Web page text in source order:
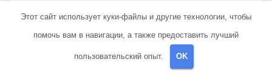
где продолжил свое образование. Быстро
набирая популярность, актер начал
сниматься в кино. Он снялся во множестве
фильмов разных жанров, оставив яркий
Этот сайт использует куки-файлы и другие технологии, чтобы
помочь вам в навигации, а также предоставить лучший
пользовательский опыт. OK